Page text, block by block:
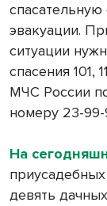
спасательную
эвакуации.
ситуации
спасения 101,
МЧС России
номеру 23-99-
На
девять